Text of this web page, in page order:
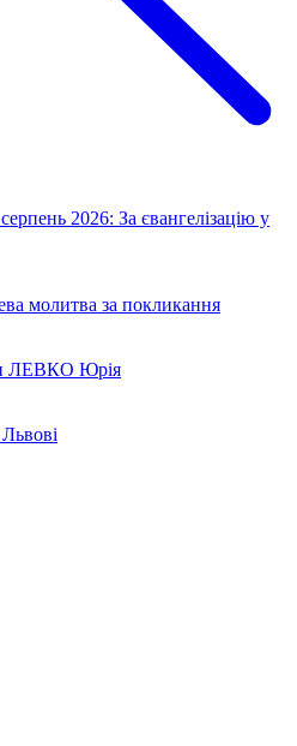
2026: За євангелізацію у
молитва за покликання
ЛЕВКО Юрія